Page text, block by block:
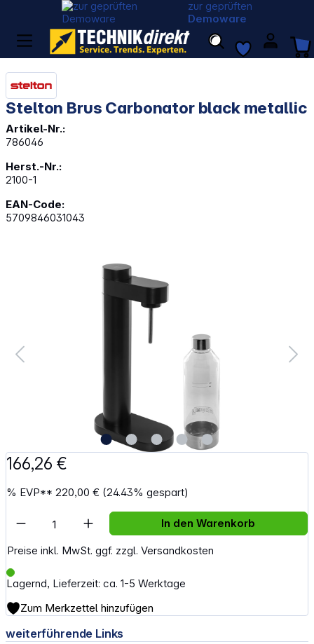
zur geprüften
Demoware
Stelton Brus Carbonator black metallic
Artikel-Nr.:
786046
Herst.-Nr.:
2100-1
EAN-Code:
5709846031043
Bildergalerie überspringen
166,26 €
% EVP**220,00 € (24.43% gespart)
Preise inkl. MwSt. ggf. zzgl. Versandkosten
Lagernd, Lieferzeit: ca. 1-5 Werktage
Artikel Anzahl: Gib den gewünschten
In den Warenkorb
Zum Merkzettel hinzufügen
weiterführende Links